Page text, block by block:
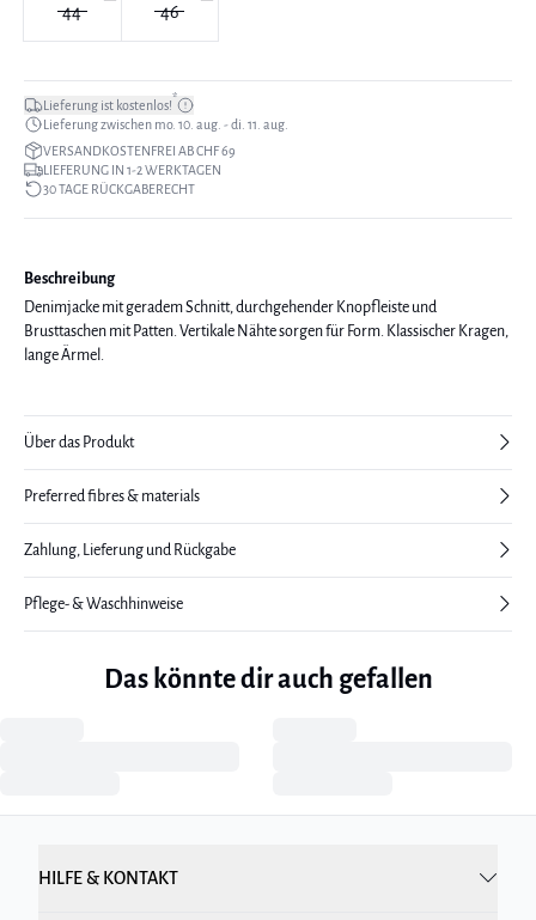
44 46
Lieferung ist kostenlos!*
Lieferung zwischen mo. 10. aug. - di. 11. aug.
VERSANDKOSTENFREI AB CHF 69
LIEFERUNG IN 1-2 WERKTAGEN
30 TAGE RÜCKGABERECHT
Beschreibung
Denimjacke mit geradem Schnitt, durchgehender Knopfleiste und
Brusttaschen mit Patten. Vertikale Nähte sorgen für Form. Klassischer Kragen,
lange Ärmel.
Über das Produkt
Preferred fibres & materials
Zahlung, Lieferung und Rückgabe
Pflege- & Waschhinweise
Das könnte dir auch gefallen
HILFE & KONTAKT